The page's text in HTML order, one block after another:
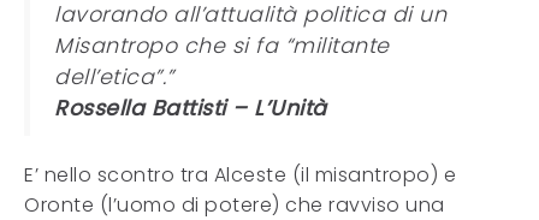
lavorando all’attualità politica di un
Misantropo che si fa “militante
dell’etica”.”
Rossella Battisti – L’Unità
E’ nello scontro tra Alceste (il misantropo) e
Oronte (l’uomo di potere) che ravviso una